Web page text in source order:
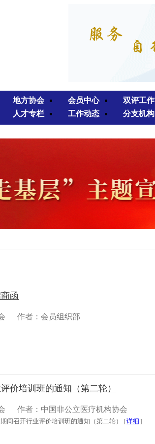
地方协会 会员中心 双评工作
人才专栏 工作动态 分支机构
函
作者：会员组织部
价培训班的通知（第二轮）
作者：中国非公立医疗机构协会
间召开行业评价培训班的通知（第二轮） [详细 ]